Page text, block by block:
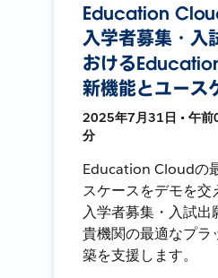
Education
入学者募集・入
おける
新機能とユース
2025年7月31日 • 午前
分
Education Cloudの
スケースをデモを交
入学者募集・入試出
貴機関の最適なプラ
築を支援します。